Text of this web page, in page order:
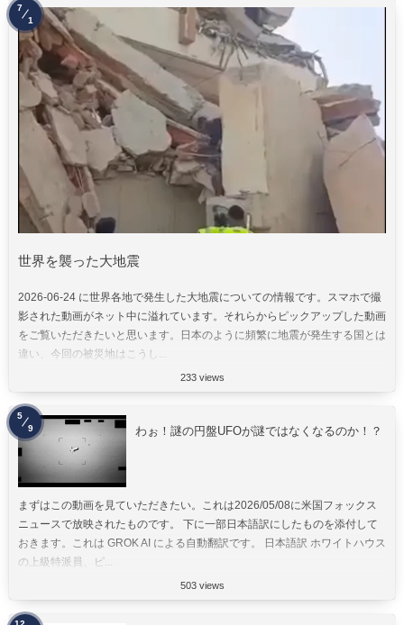
世界を襲った大地震
2026-06-24 に世界各地で発生した大地震についての情報です。スマホで撮
影された動画がネット中に溢れています。それらからピックアップした動画
をご覧いただきたいと思います。日本のように頻繁に地震が発生する国とは
違い、今回の被災地はこうし...
233 views
7
1
わぉ！謎の円盤UFOが謎ではなくなるのか！？
まずはこの動画を見ていただきたい。これは2026/05/08に米国フォックス
ニュースで放映されたものです。 下に一部日本語訳にしたものを添付して
おきます。これは GROK AI による自動翻訳です。 日本語訳 ホワイトハウス
の上級特派員、ピ...
503 views
5
9